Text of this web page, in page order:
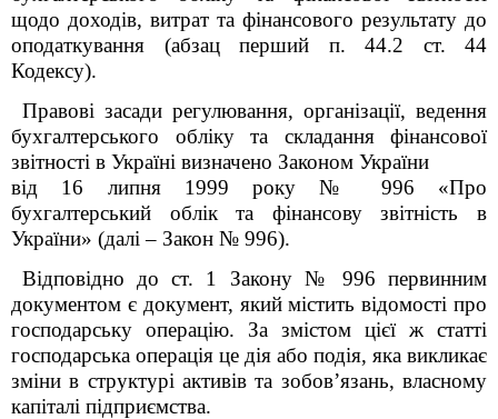
щодо доходів, витрат та фінансового результату до
оподаткування (абзац перший п. 44.2 ст. 44
Кодексу).
Правові засади регулювання, організації, ведення
бухгалтерського обліку та складання фінансової
звітності в Україні визначено Законом України
від 16 липня 1999 року № 996 «Про
бухгалтерський облік та фінансову звітність в
України» (далі – Закон № 996).
Відповідно до ст. 1 Закону №
996 первинним
документом є документ, який містить відомості про
господарську операцію. За змістом цієї ж статті
господарська операція це дія або подія, яка викликає
зміни в структурі активів та зобов’язань, власному
капіталі підприємства.